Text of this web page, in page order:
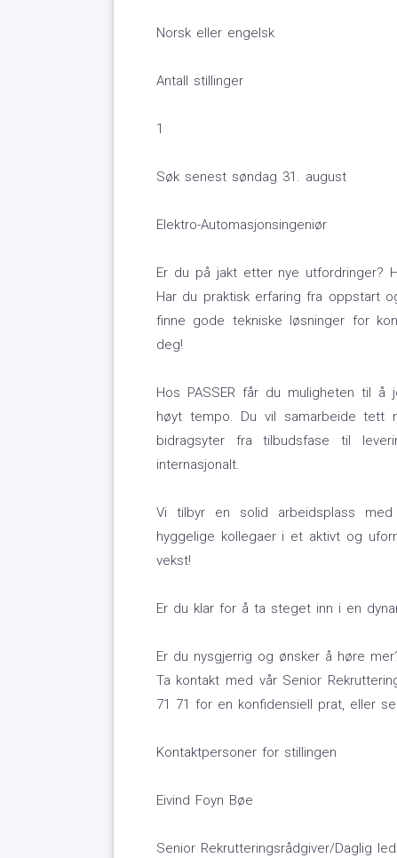
Norsk eller engelsk
Antall stillinger
1
Søk senest søndag 31. august
Elektro-Automasjonsingeniør
Er du på jakt etter nye utfordringer?
Har du praktisk erfaring fra oppstart
finne gode tekniske løsninger for
deg!
Hos PASSER får du muligheten til
høyt tempo. Du vil samarbeide tett
bidragsyter fra tilbudsfase til
internasjonalt.
Vi tilbyr en solid arbeidsplass med
hyggelige kollegaer i et aktivt og
vekst!
Er du klar for å ta steget inn i en
Er du nysgjerrig og ønsker å høre
Ta kontakt med vår Senior
71 71 for en konfidensiell prat, eller
Kontaktpersoner for stillingen
Eivind Foyn Bøe
Senior Rekrutteringsrådgiver/Daglig